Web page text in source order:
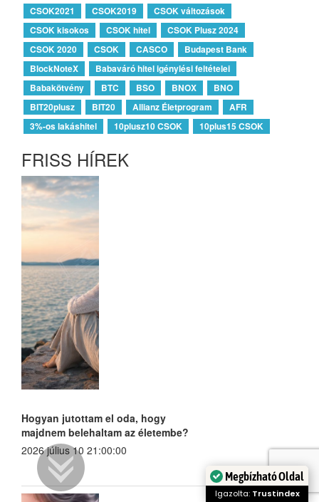
CSOK2021
CSOK2019
CSOK változások
CSOK kisokos
CSOK hitel
CSOK Plusz 2024
CSOK 2020
CSOK CASCO
Budapest Bank
BlockNoteX
Babaváró hitel igénylési feltételei
Babakötvény
BTC BSO BNOX
BNO
BIT20plusz
BIT20 Allianz Életprogram
AFR
3%-os lakáshitel
10plusz10 CSOK 10plus15 CSOK
FRISS HÍREK
Hogyan jutottam el oda, hogy
majdnem belehaltam az életembe?
2026 július 10 21:00:00
Megbízható Oldal
Igazolta: Trustindex